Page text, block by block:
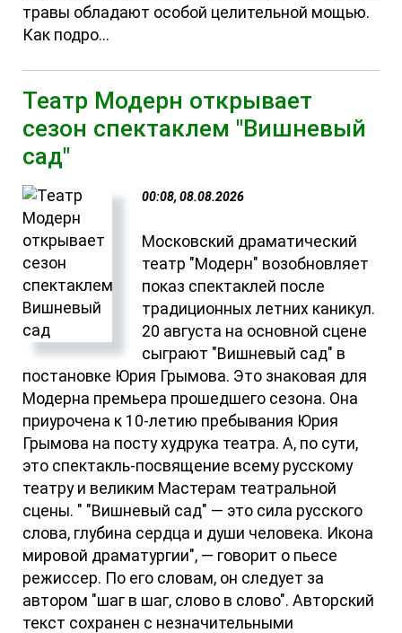
травы обладают особой целительной мощью.
Как подро...
Театр Модерн открывает
сезон спектаклем "Вишневый
сад"
00:08, 08.08.2026
Московский драматический
театр "Модерн" возобновляет
показ спектаклей после
традиционных летних каникул.
20 августа на основной сцене
сыграют "Вишневый сад" в
постановке Юрия Грымова. Это знаковая для
Модерна премьера прошедшего сезона. Она
приурочена к 10-летию пребывания Юрия
Грымова на посту худрука театра. А, по сути,
это спектакль-посвящение всему русскому
театру и великим Мастерам театральной
сцены. " "Вишневый сад" — это сила русского
слова, глубина сердца и души человека. Икона
мировой драматургии", — говорит о пьесе
режиссер. По его словам, он следует за
автором "шаг в шаг, слово в слово". Авторский
текст сохранен с незначительными